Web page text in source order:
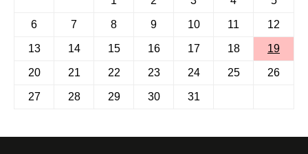
6 7 8 9 10 11 12
13 14 15 16 17 18 19
20 21 22 23 24 25 26
27 28 29 30 31